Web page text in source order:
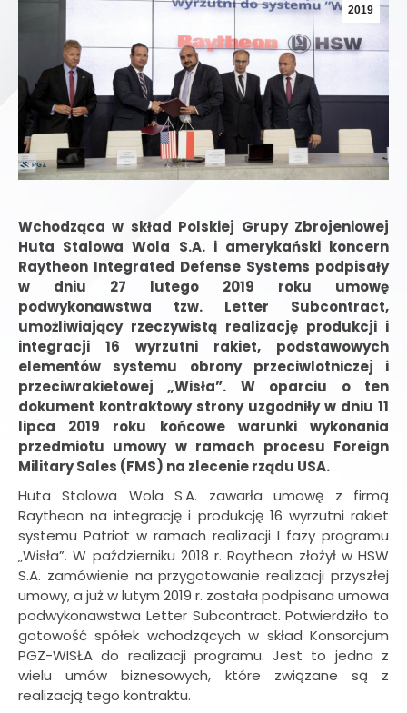
2019
Wchodząca w skład Polskiej Grupy Zbrojeniowej
Huta Stalowa Wola S.A. i amerykański koncern
Raytheon Integrated Defense Systems podpisały
w dniu 27 lutego 2019 roku umowę
podwykonawstwa tzw. Letter Subcontract,
umożliwiający rzeczywistą realizację produkcji i
integracji 16 wyrzutni rakiet, podstawowych
elementów systemu obrony przeciwlotniczej i
przeciwrakietowej „Wisła”. W oparciu o ten
dokument kontraktowy strony uzgodniły w dniu 11
lipca 2019 roku końcowe warunki wykonania
przedmiotu umowy w ramach procesu Foreign
Military Sales (FMS) na zlecenie rządu USA.
Huta Stalowa Wola S.A. zawarła umowę z firmą
Raytheon na integrację i produkcję 16 wyrzutni rakiet
systemu Patriot w ramach realizacji I fazy programu
„Wisła”. W październiku 2018 r. Raytheon złożył w HSW
S.A. zamówienie na przygotowanie realizacji przyszłej
umowy, a już w lutym 2019 r. została podpisana umowa
podwykonawstwa Letter Subcontract. Potwierdziło to
gotowość spółek wchodzących w skład Konsorcjum
PGZ-WISŁA do realizacji programu. Jest to jedna z
wielu umów biznesowych, które związane są z
realizacją tego kontraktu.